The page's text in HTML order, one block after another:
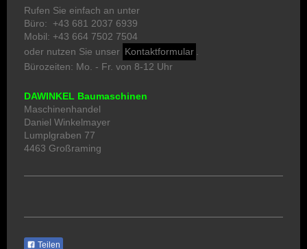
Rufen Sie einfach an unter
Büro: +43 681 2037 6939
Mobil: +43 664 7502 7504
oder nutzen Sie unser Kontaktformular
Bürozeiten: Mo. - Fr. von 8-12 Uhr
DAWINKEL Baumaschinen
Maschinenhandel
Daniel Winkelmayer
Lumplgraben 77
4463 Großraming
Teilen